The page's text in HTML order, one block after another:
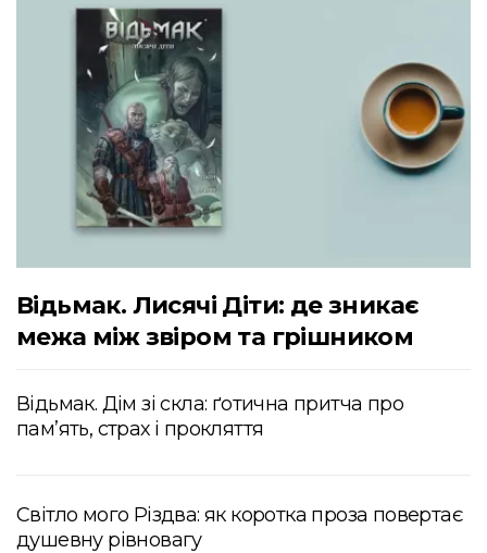
Відьмак. Лисячі Діти: де зникає
межа між звіром та грішником
Відьмак. Дім зі скла: ґотична притча про
пам’ять, страх і прокляття
Світло мого Різдва: як коротка проза повертає
душевну рівновагу